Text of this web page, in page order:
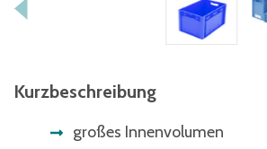
Kurzbeschreibung
großes Innenvolumen